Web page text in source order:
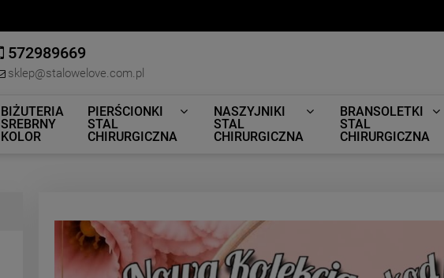
572989669
sklep@stalowelove.com.pl
BIŻUTERIA
SREBRNY
KOLOR
PIERŚCIONKI
STAL
CHIRURGICZNA
NASZYJNIKI
STAL
CHIRURGICZNA
BRANSOLETKI
STAL
CHIRURGICZNA